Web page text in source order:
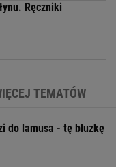
Ręczniki
TEMATÓW
do lamusa - tę bluzkę